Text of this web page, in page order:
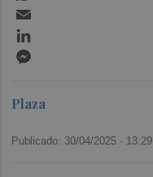
Plaza
Publicado: 30/04/2025 · 13:29